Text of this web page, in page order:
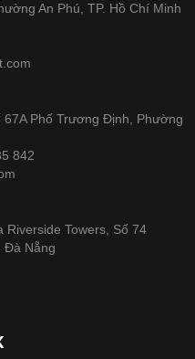
An Phú, TP. Hồ Chí Minh
Phố Trương Định, Phường
842
Towers, Số 74
Đà Nẵng